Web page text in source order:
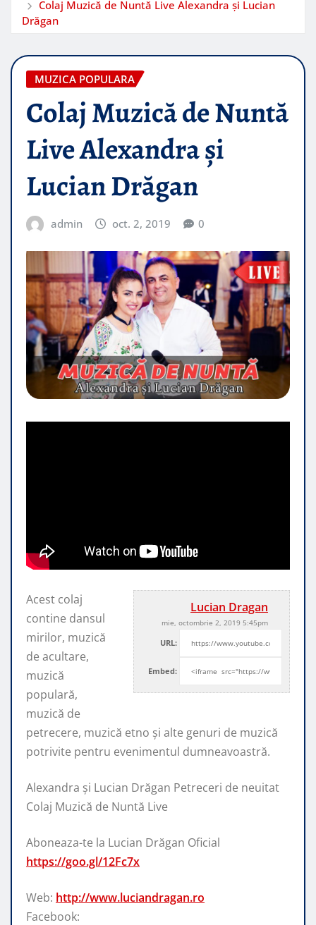
Colaj Muzică de Nuntă Live Alexandra și Lucian
Drăgan
MUZICA POPULARA
Colaj Muzică de Nuntă
Live Alexandra și
Lucian Drăgan
admin oct. 2, 2019 0
Lucian Dragan
mie, octombrie 2, 2019 5:45pm
URL:
Embed:
Acest colaj
contine dansul
mirilor, muzică
de acultare,
muzică
populară,
muzică de
petrecere, muzică etno și alte genuri de muzică
potrivite pentru evenimentul dumneavoastră.
Alexandra și Lucian Drăgan Petreceri de neuitat
Colaj Muzică de Nuntă Live
Aboneaza-te la Lucian Drăgan Oficial
https://goo.gl/12Fc7x
Web: http://www.luciandragan.ro
Facebook: